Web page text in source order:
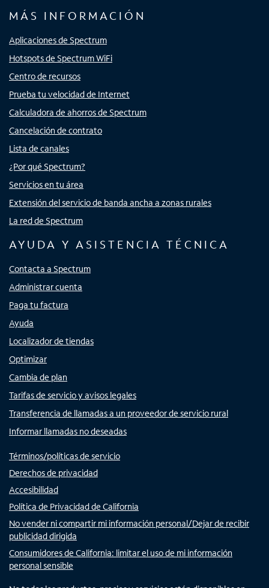
MÁS INFORMACIÓN
Aplicaciones de Spectrum
Hotspots de Spectrum WiFi
Centro de recursos
Prueba tu velocidad de Internet
Calculadora de ahorros de Spectrum
Cancelación de contrato
Lista de canales
¿Por qué Spectrum?
Servicios en tu área
Extensión del servicio de banda ancha a zonas rurales
La red de Spectrum
AYUDA Y ASISTENCIA TÉCNICA
Contacta a Spectrum
Administrar cuenta
Paga tu factura
Ayuda
Localizador de tiendas
Optimizar
Cambia de plan
Tarifas de servicio y avisos legales
Transferencia de llamadas a un proveedor de servicio rural
Informar llamadas no deseadas
Términos/políticas de servicio
Derechos de privacidad
Accesibilidad
Política de Privacidad de California
No vender ni compartir mi información personal/Dejar de recibir
publicidad dirigida
Consumidores de California: limitar el uso de mi información
personal sensible